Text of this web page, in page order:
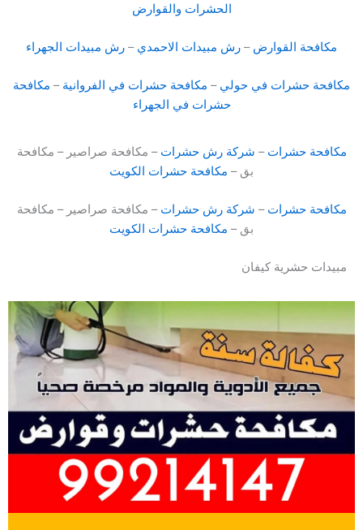
الحشرات والقوارض
مكافحة القوارض – رش مبيدات الاحمدي – رش مبيدات الجهراء
مكافحة حشرات في حولي – مكافحة حشرات في الفروانية – مكافحة
حشرات في الجهراء
مكافحة حشرات – شركة رش حشرات – مكافحة صراصير – مكافحة
بق – مكافحة حشرات الكويت
مكافحة حشرات – شركة رش حشرات – مكافحة صراصير – مكافحة
بق – مكافحة حشرات الكويت
مبيدات حشرية كيفان